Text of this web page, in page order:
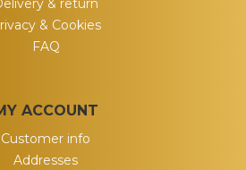
& return
& Cookies
FAQ
ACCOUNT
Customer info
Addresses